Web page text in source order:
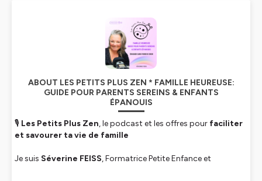
ABOUT LES PETITS PLUS ZEN * FAMILLE HEUREUSE:
GUIDE POUR PARENTS SEREINS & ENFANTS
ÉPANOUIS
🎙 Les Petits Plus Zen, le podcast et les offres pour faciliter
et savourer ta vie de famille
Je suis Séverine FEISS, Formatrice Petite Enfance et